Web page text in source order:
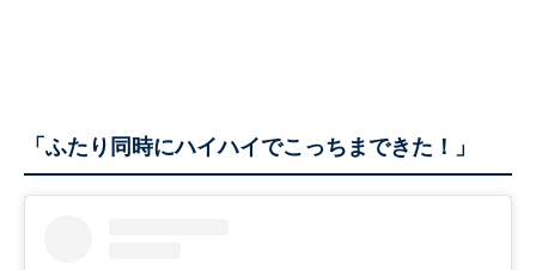
「ふたり同時にハイハイでこっちまできた！」